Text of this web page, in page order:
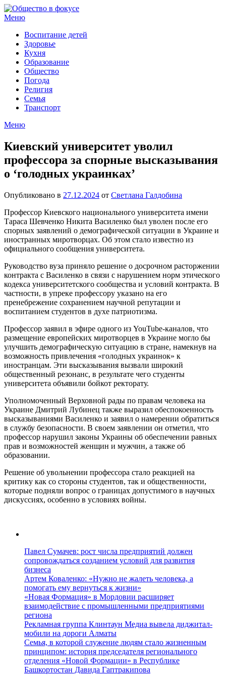
Перейти
к
Меню
Воспитание детей
Здоровье
Кухня
Образование
Общество
Погода
Религия
Семья
Транспорт
Меню
Киевский университет уволил
профессора за спорные высказывания
о ‘голодных украинках’
Опубликовано в 27.12.2024 от Светлана Галдобина
Профессор Киевского национального университета имени
Тараса Шевченко Никита Василенко был уволен после его
спорных заявлений о демографической ситуации в Украине и
иностранных миротворцах. Об этом стало известно из
официального сообщения университета.
Руководство вуза приняло решение о досрочном расторжении
контракта с Василенко в связи с нарушением норм этического
кодекса университетского сообщества и условий контракта. В
частности, в упреке профессору указано на его
пренебрежение сохранением научной репутации и
воспитанием студентов в духе патриотизма.
Профессор заявил в эфире одного из YouTube-каналов, что
размещение европейских миротворцев в Украине могло бы
улучшить демографическую ситуацию в стране, намекнув на
возможность привлечения «голодных украинок» к
иностранцам. Эти высказывания вызвали широкий
общественный резонанс, в результате чего студенты
университета объявили бойкот ректорату.
Уполномоченный Верховной рады по правам человека на
Украине Дмитрий Лубинец также выразил обеспокоенность
высказываниями Василенко и заявил о намерении обратиться
в службу безопасности. В своем заявлении он отметил, что
профессор нарушил законы Украины об обеспечении равных
прав и возможностей женщин и мужчин, а также об
образовании.
Решение об увольнении профессора стало реакцией на
критику как со стороны студентов, так и общественности,
которые подняли вопрос о границах допустимого в научных
дискуссиях, особенно в условиях войны.
Павел Сумачев: рост числа предприятий должен
сопровождаться созданием условий для развития
бизнеса
Артем Коваленко: «Нужно не жалеть человека, а
помогать ему вернуться к жизни»
«Новая Формация» в Мордовии расширяет
взаимодействие с промышленными предприятиями
региона
Рекламная группа Клинтаун Медиа вывела диджитал-
мобили на дороги Алматы
Семья, в которой служение людям стало жизненным
принципом: история председателя регионального
отделения «Новой Формации» в Республике
Башкортостан Давида Гаптракипова